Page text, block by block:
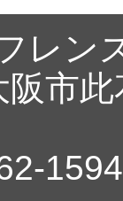
レン
市